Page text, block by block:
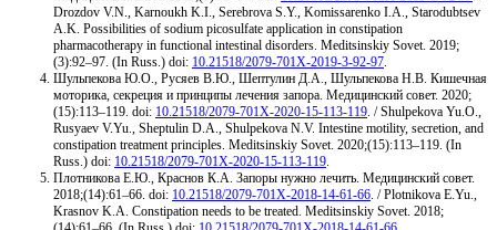
Drozdov V.N., Karnoukh K.I., Serebrova S.Y., Komissarenko I.A., Starodubtsev
A.K. Possibilities of sodium picosulfate application in constipation
pharmacotherapy in functional intestinal disorders. Meditsinskiy Sovet. 2019;
(3):92–97. (In Russ.) doi: 10.21518/2079-701X-2019-3-92-97
Шульпекова Ю.О., Русяев В.Ю., Шептулин Д.А., Шульпекова Н.В. Кишечная
моторика, секреция и принципы лечения запора. Медицинский совет. 2020;
(15):113–119. doi: 10.21518/2079-701X-2020-15-113-119 . / Shulpekova Yu.O.,
Rusyaev V.Yu., Sheptulin D.A., Shulpekova N.V. Intestine motility, secretion, and
constipation treatment principles. Meditsinskiy Sovet. 2020;(15):113–119. (In
Russ.) doi: 10.21518/2079-701X-2020-15-113-119
Плотникова Е.Ю., Краснов К.А. Запоры нужно лечить. Медицинский совет.
2018;(14):61–66. doi: 10.21518/2079-701X-2018-14-61-66 . / Plotnikova E.Yu.,
Krasnov K.A. Constipation needs to be treated. Meditsinskiy Sovet. 2018;